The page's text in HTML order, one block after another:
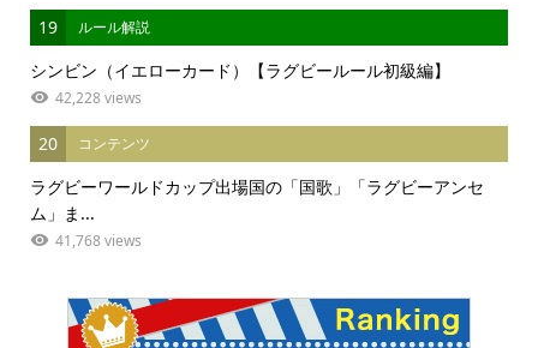
19 ルール解説
シンビン（イエローカード）【ラグビールール初級編】
42,228 views
20 コンテンツ
ラグビーワールドカップ出場国の「国歌」「ラグビーアンセ
ム」ま...
41,768 views